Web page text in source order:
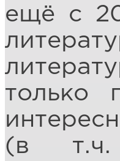
ещё с
только
(в т.ч.